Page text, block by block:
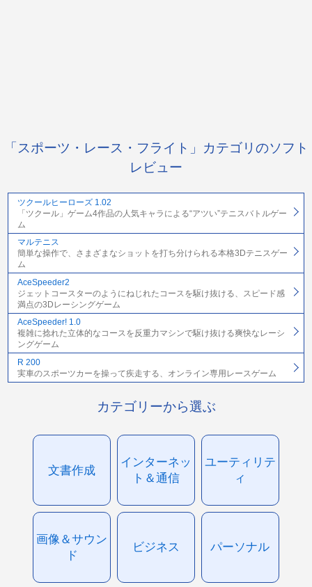
「スポーツ・レース・フライト」カテゴリのソフト
レビュー
ツクールヒーローズ 1.02
「ツクール」ゲーム4作品の人気キャラによる“アツい”テニスバトルゲー
ム
マルテニス
簡単な操作で、さまざまなショットを打ち分けられる本格3Dテニスゲー
ム
AceSpeeder2
ジェットコースターのようにねじれたコースを駆け抜ける、スピード感
満点の3Dレーシングゲーム
AceSpeeder! 1.0
複雑に捻れた立体的なコースを反重力マシンで駆け抜ける爽快なレーシ
ングゲーム
R 200
実車のスポーツカーを操って疾走する、オンライン専用レースゲーム
カテゴリーから選ぶ
文書作成
インターネッ
ト＆通信
ユーティリテ
ィ
画像＆サウン
ド
ビジネス パーソナル